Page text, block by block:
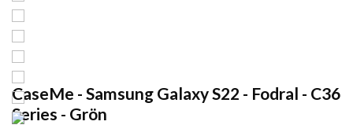
CaseMe - Samsung Galaxy S22 - Fodral - C36
Series - Grön